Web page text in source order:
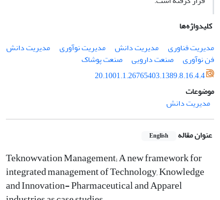
کلیدواژه‌ها
مدیریت فناوری
مدیریت دانش مدیریت نوآوری
مدیریت دانش
فن نوآوری
صنعت دارویی
صنعت پوشاک
20.1001.1.26765403.1389.8.16.4.4
موضوعات
مدیریت دانش
عنوان مقاله English
Teknowvation Management; A new framework for
integrated management of Technology, Knowledge
and Innovation- Pharmaceutical and Apparel